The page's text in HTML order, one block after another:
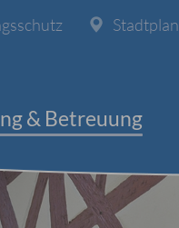
Stadtplan
& Betreuung